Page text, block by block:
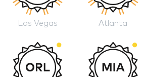
Las Vegas Atlanta